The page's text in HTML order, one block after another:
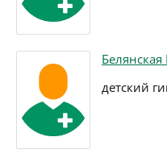
детский